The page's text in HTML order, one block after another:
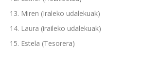
Miren (Iraleko udalekuak)
Laura (iraileko udalekuak)
Estela (Tesorera)